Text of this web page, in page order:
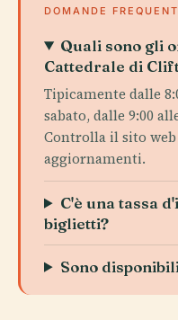
DOMANDE
Quali sono gli
Cattedrale di
Tipicamente dalle
sabato, dalle 9:00
Controlla il sito
aggiornamenti.
C'è una tassa
biglietti?
Sono